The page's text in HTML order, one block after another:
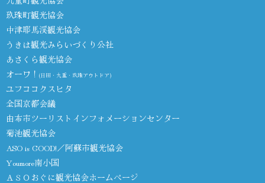
玖珠町観光協会
中津耶馬渓観光協会
うきは観光みらいづくり公社
あさくら観光協会
オーワ！ (日田・九重・玖珠アウトドア)
ユフココクスヒタ
全国京都会議
由布市ツーリストインフォメーションセンター
菊池観光協会
ASO is GOOD!／阿蘇市観光協会
Youmore南小国
ＡＳＯおぐに観光協会ホームページ